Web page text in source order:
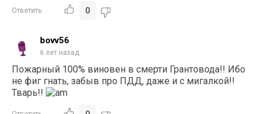
Ответить 0
bovv56
6 лет назад
Пожарный 100% виновен в смерти Грантовода!! Ибо
не фиг гнать, забыв про ПДД, даже и с мигалкой!!
Тварь!!